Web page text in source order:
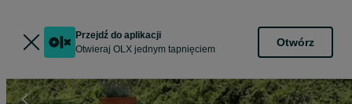
Przejdź do aplikacji
Otwieraj OLX jednym tapnięciem
Otwórz